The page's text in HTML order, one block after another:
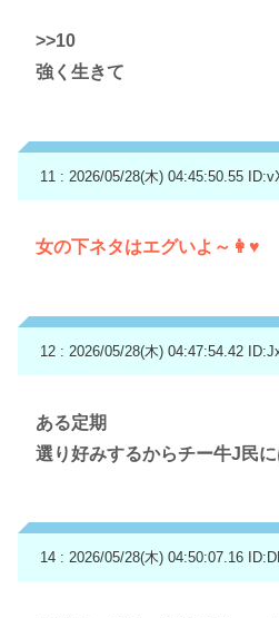
>>10
強く生きて
11 : 2026/05/28(木) 04:45:50.55
女の下ネタはエグいよ～👩♥
12 : 2026/05/28(木) 04:47:54.42
ある定期
選り好みするからチー牛J民
14 : 2026/05/28(木) 04:50:07.16